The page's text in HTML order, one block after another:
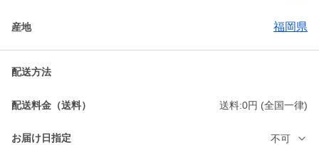
産地 福岡県
配送方法
配送料金（送料） 送料:0円 (全国一律)
お届け日指定 不可